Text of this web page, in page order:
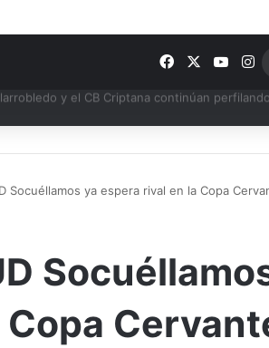
Facebook
Socuéllamos ya espera rival en la Copa